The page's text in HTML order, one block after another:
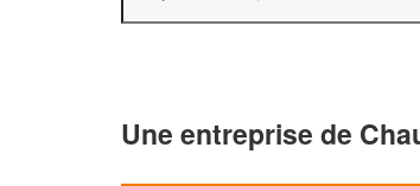
Une entreprise de